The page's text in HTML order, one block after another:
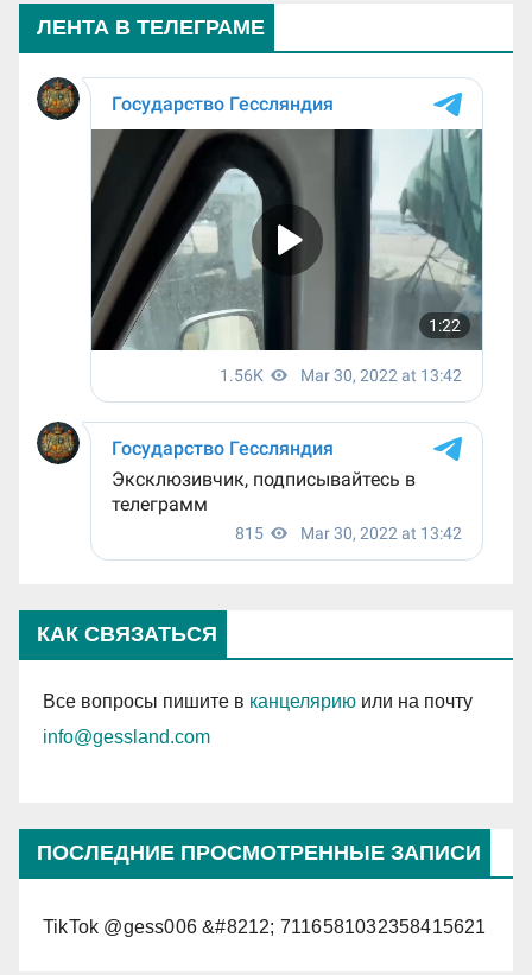
ЛЕНТА В ТЕЛЕГРАМЕ
КАК СВЯЗАТЬСЯ
Все вопросы пишите в канцелярию или на почту
info@gessland.com
ПОСЛЕДНИЕ ПРОСМОТРЕННЫЕ ЗАПИСИ
TikTok @gess006 &#8212; 7116581032358415621